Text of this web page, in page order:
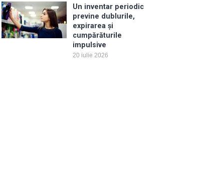
Un inventar periodic
previne dublurile,
expirarea și
cumpărăturile
impulsive
20 iulie 2026